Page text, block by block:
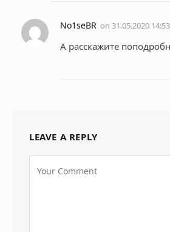
No1seBR on 31.05.2020 14:53
А расскажите
LEAVE A REPLY